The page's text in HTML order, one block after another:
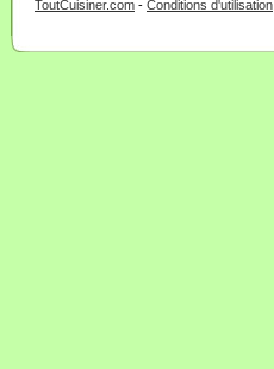
ToutCuisiner.com - Conditions d'utilisation